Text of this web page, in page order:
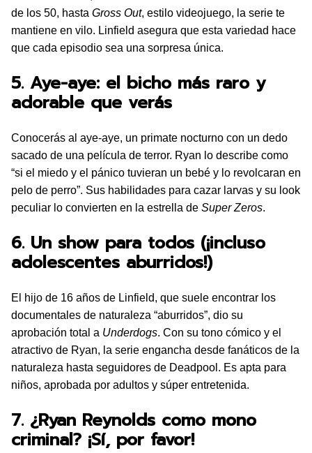
de los 50, hasta Gross Out, estilo videojuego, la serie te
mantiene en vilo. Linfield asegura que esta variedad hace
que cada episodio sea una sorpresa única.
5. Aye-aye: el bicho más raro y
adorable que verás
Conocerás al aye-aye, un primate nocturno con un dedo
sacado de una película de terror. Ryan lo describe como
“si el miedo y el pánico tuvieran un bebé y lo revolcaran en
pelo de perro”. Sus habilidades para cazar larvas y su look
peculiar lo convierten en la estrella de Super Zeros.
6. Un show para todos (¡incluso
adolescentes aburridos!)
El hijo de 16 años de Linfield, que suele encontrar los
documentales de naturaleza “aburridos”, dio su
aprobación total a Underdogs. Con su tono cómico y el
atractivo de Ryan, la serie engancha desde fanáticos de la
naturaleza hasta seguidores de Deadpool. Es apta para
niños, aprobada por adultos y súper entretenida.
7. ¿Ryan Reynolds como mono
criminal? ¡Sí, por favor!